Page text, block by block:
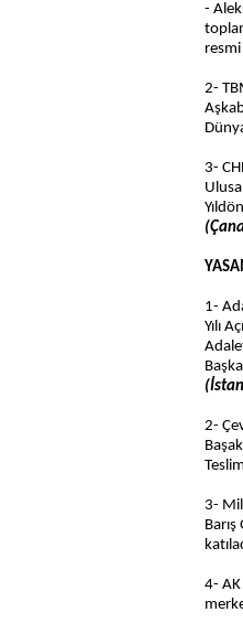
-
2-
3-
1-
Yılı
2-
3-
4- AK